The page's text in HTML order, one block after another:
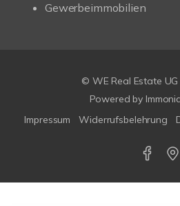
Gewerbeimmobilien
© WE Real Estate UG
Powered by
Impressum
Widerrufsbelehrung